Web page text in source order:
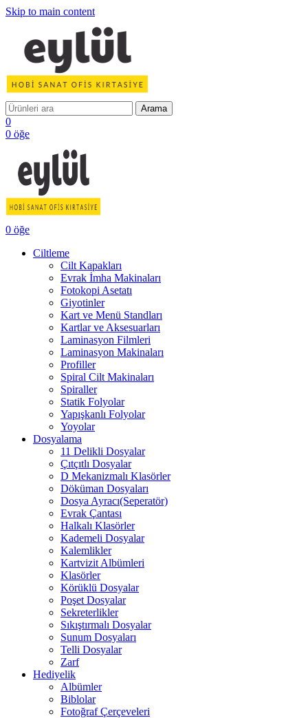
Skip to main content
Arama
0
0 öğe
0 öğe
Ciltleme
Cilt Kapakları
Evrak İmha Makinaları
Fotokopi Asetatı
Giyotinler
Kart ve Menü Standları
Kartlar ve Aksesuarları
Laminasyon Filmleri
Laminasyon Makinaları
Profiller
Spiral Cilt Makinaları
Spiraller
Statik Folyolar
Yapışkanlı Folyolar
Yoyolar
Dosyalama
11 Delikli Dosyalar
Çıtçıtlı Dosyalar
D Mekanizmalı Klasörler
Döküman Dosyaları
Dosya Ayracı(Seperatör)
Evrak Çantası
Halkalı Klasörler
Kademeli Dosyalar
Kalemlikler
Kartvizit Albümleri
Klasörler
Körüklü Dosyalar
Poşet Dosyalar
Sekreterlikler
Sıkıştırmalı Dosyalar
Sunum Dosyaları
Telli Dosyalar
Zarf
Hediyelik
Albümler
Biblolar
Fotoğraf Çerçeveleri